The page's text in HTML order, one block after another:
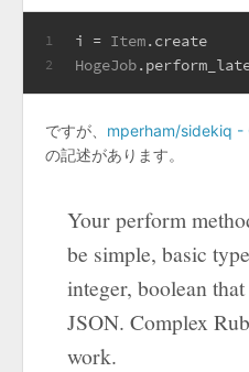
1
2
i = Item.create
HogeJob
ですが、 mperham/sidekiq -
の記述があります。
Your perform
be simple, basic
integer, boolean
JSON. Complex
work.